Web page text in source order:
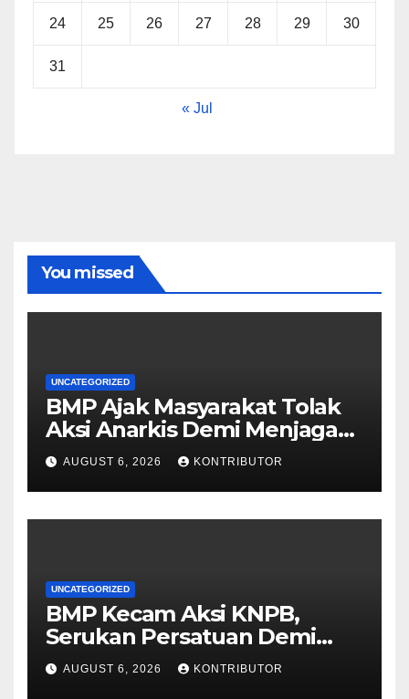
24 25 26 27 28 29 30
31
« Jul
You missed
UNCATEGORIZED
BMP Ajak Masyarakat Tolak
Aksi Anarkis Demi Menjaga
Keamanan dan
Pembangunan Papua
AUGUST 6, 2026 KONTRIBUTOR
UNCATEGORIZED
BMP Kecam Aksi KNPB,
Serukan Persatuan Demi
Papua yang Kondusif
AUGUST 6, 2026 KONTRIBUTOR